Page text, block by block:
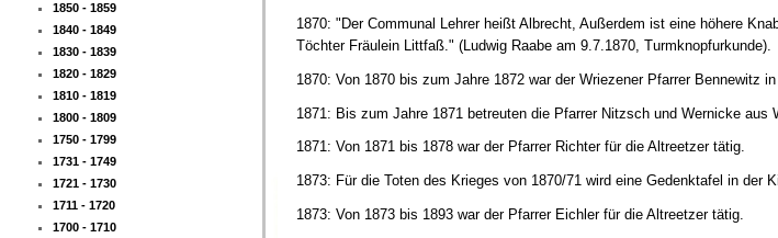
1850 - 1859
1840 - 1849
1830 - 1839
1820 - 1829
1810 - 1819
1800 - 1809
1750 - 1799
1731 - 1749
1721 - 1730
1711 - 1720
1700 - 1710
1870: "Der Communal Lehrer heißt Albrecht, Außerdem ist eine höhere
Töchter Fräulein Littfaß." (Ludwig Raabe am 9.7.1870, Turmknopfurkunde).
1870: Von 1870 bis zum Jahre 1872 war der Wriezener Pfarrer Bennewitz
1871: Bis zum Jahre 1871 betreuten die Pfarrer Nitzsch und Wernicke aus
1871: Von 1871 bis 1878 war der Pfarrer Richter für die Altreetzer tätig.
1873: Für die Toten des Krieges von 1870/71 wird eine Gedenktafel in der
1873: Von 1873 bis 1893 war der Pfarrer Eichler für die Altreetzer tätig.